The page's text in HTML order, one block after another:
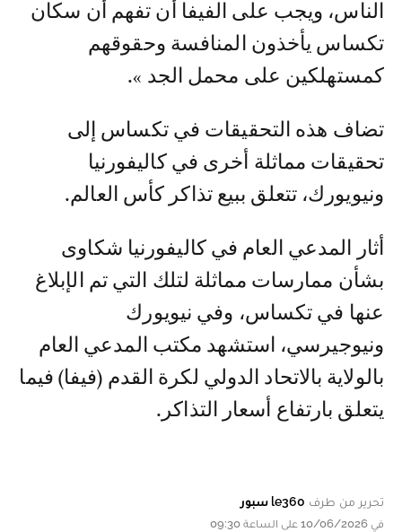
الناس، ويجب على الفيفا أن تفهم أن سكان
تكساس يأخذون المنافسة وحقوقهم
كمستهلكين على محمل الجد ».
تضاف هذه التحقيقات في تكساس إلى
تحقيقات مماثلة أخرى في كاليفورنيا
ونيويورك، تتعلق ببيع تذاكر كأس العالم.
أثار المدعي العام في كاليفورنيا شكاوى
بشأن ممارسات مماثلة لتلك التي تم الإبلاغ
عنها في تكساس، وفي نيويورك
ونيوجيرسي، استشهد مكتب المدعي العام
بالولاية بالاتحاد الدولي لكرة القدم (فيفا) فيما
يتعلق بارتفاع أسعار التذاكر.
تحرير من طرف le360 سبور
في 10/06/2026 على الساعة 09:30